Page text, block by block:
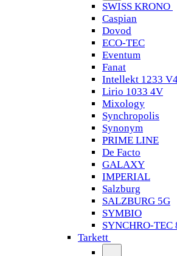
SWISS KRONO
Caspian
Dovod
ECO-TEC
Eventum
Fanat
Intellekt 1233
Lirio 1033 4V
Mixology
Synchropolis
Synonym
PRIME LINE
De Facto
GALAXY
IMPERIAL
Salzburg
SALZBURG 5G
SYMBIO
SYNCHRO-TEC
Tarkett